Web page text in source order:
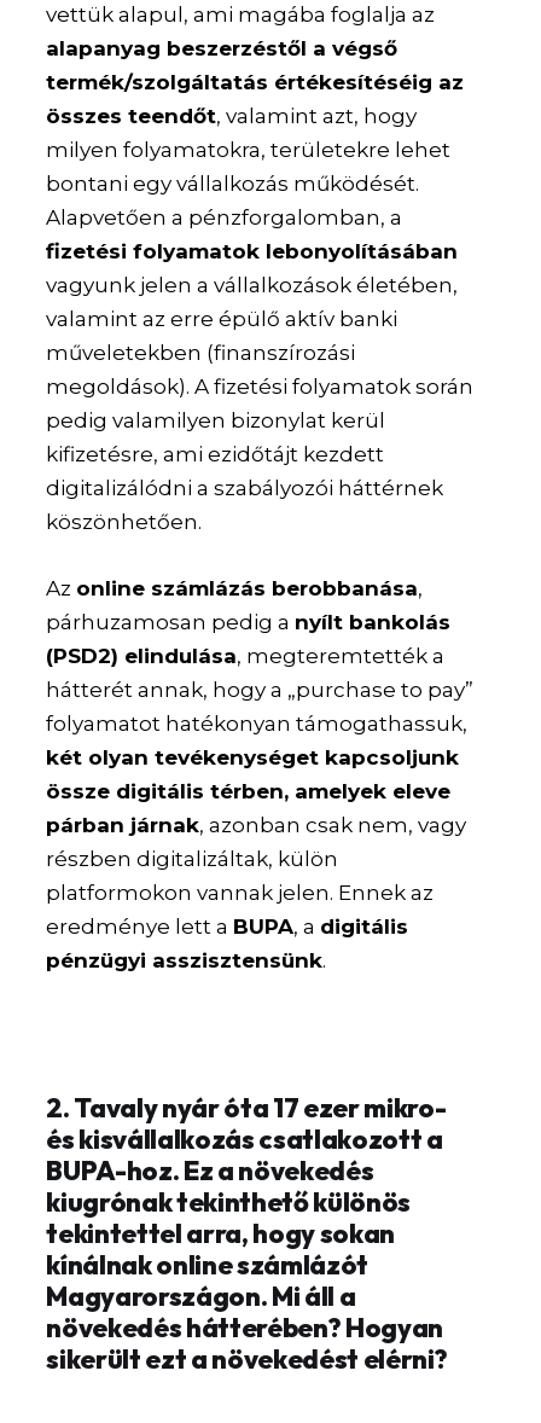
vettük alapul, ami magába foglalja az
alapanyag beszerzéstől a végső
termék/szolgáltatás értékesítéséig az
összes teendőt, valamint azt, hogy
milyen folyamatokra, területekre lehet
bontani egy vállalkozás működését.
Alapvetően a pénzforgalomban, a
fizetési folyamatok lebonyolításában
vagyunk jelen a vállalkozások életében,
valamint az erre épülő aktív banki
műveletekben (finanszírozási
megoldások). A fizetési folyamatok során
pedig valamilyen bizonylat kerül
kifizetésre, ami ezidőtájt kezdett
digitalizálódni a szabályozói háttérnek
köszönhetően.
Az online számlázás berobbanása,
párhuzamosan pedig a nyílt bankolás
(PSD2) elindulása, megteremtették a
hátterét annak, hogy a „purchase to pay”
folyamatot hatékonyan támogathassuk,
két olyan tevékenységet kapcsoljunk
össze digitális térben, amelyek eleve
párban járnak, azonban csak nem, vagy
részben digitalizáltak, külön
platformokon vannak jelen. Ennek az
eredménye lett a BUPA, a digitális
pénzügyi asszisztensünk.
2. Tavaly nyár óta 17 ezer mikro-
és kisvállalkozás csatlakozott a
BUPA-hoz. Ez a növekedés
kiugrónak tekinthető különös
tekintettel arra, hogy sokan
kínálnak online számlázót
Magyarországon. Mi áll a
növekedés hátterében? Hogyan
sikerült ezt a növekedést elérni?